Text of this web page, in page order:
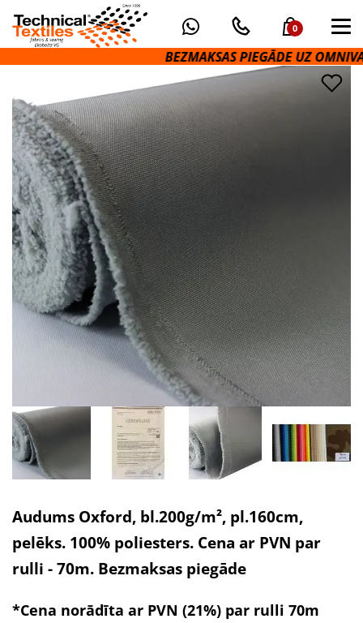
0
BEZMAKSAS PIEGĀDE UZ
Audums Oxford, bl.200g/m², pl.160cm,
pelēks. 100% poliesters. Cena ar PVN par
rulli - 70m. Bezmaksas piegāde
*Cena norādīta ar PVN (21%) par rulli 70m